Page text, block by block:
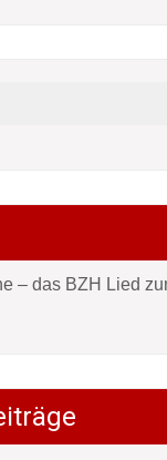
– das BZH Lied